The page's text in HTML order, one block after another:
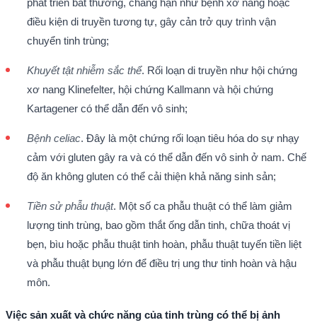
phát triển bất thường, chẳng hạn như bệnh xơ nang hoặc
điều kiện di truyền tương tự, gây cản trở quy trình vận
chuyển tinh trùng;
Khuyết tật nhiễm sắc thể. Rối loạn di truyền như hội chứng
xơ nang Klinefelter, hội chứng Kallmann và hội chứng
Kartagener có thể dẫn đến vô sinh;
Bệnh celiac. Đây là một chứng rối loạn tiêu hóa do sự nhạy
cảm với gluten gây ra và có thể dẫn đến vô sinh ở nam. Chế
độ ăn không gluten có thể cải thiện khả năng sinh sản;
Tiền sử phẫu thuật. Một số ca phẫu thuật có thể làm giảm
lượng tinh trùng, bao gồm thắt ống dẫn tinh, chữa thoát vị
bẹn, bìu hoặc phẫu thuật tinh hoàn, phẫu thuật tuyến tiền liệt
và phẫu thuật bụng lớn để điều trị ung thư tinh hoàn và hậu
môn.
Việc sản xuất và chức năng của tinh trùng có thể bị ảnh